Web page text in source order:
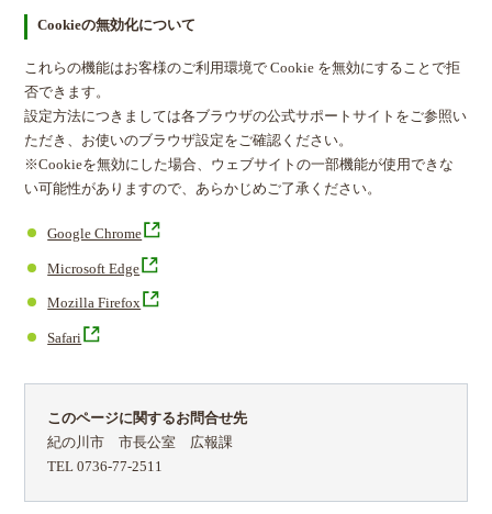
Cookieの無効化について
これらの機能はお客様のご利用環境で Cookie を無効にすることで拒
否できます。
設定方法につきましては各ブラウザの公式サポートサイトをご参照い
ただき、お使いのブラウザ設定をご確認ください。
※Cookieを無効にした場合、ウェブサイトの一部機能が使用できな
い可能性がありますので、あらかじめご了承ください。
Google Chrome
Microsoft Edge
Mozilla Firefox
Safari
このページに関するお問合せ先
紀の川市 市長公室 広報課
TEL 0736-77-2511